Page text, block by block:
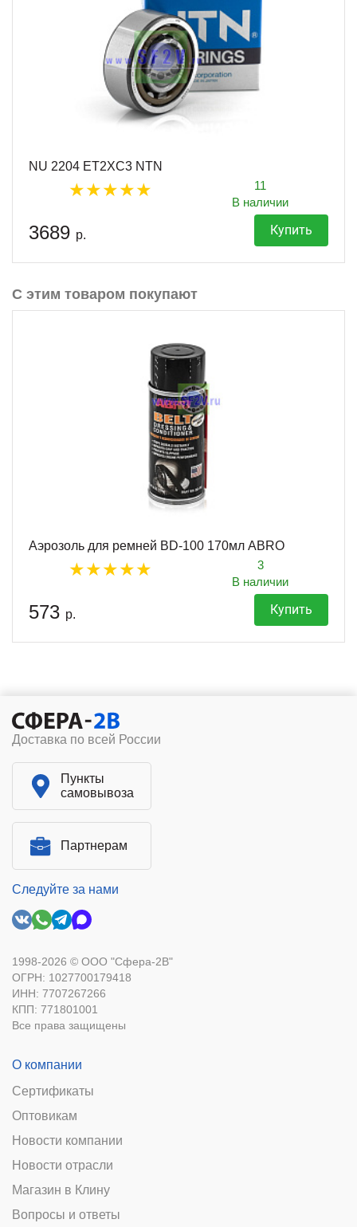
NU 2204 ET2XC3 NTN
11
В наличии
3689 р. Купить
С этим товаром покупают
Аэрозоль для ремней BD-100 170мл ABRO
3
В наличии
573 р. Купить
Доставка по всей России
Пункты
самовывоза
Партнерам
Следуйте за нами
1998-2026 © ООО "Сфера-2В"
ОГРН: 1027700179418
ИНН: 7707267266
КПП: 771801001
Все права защищены
О компании
Сертификаты
Оптовикам
Новости компании
Новости отрасли
Магазин в Клину
Вопросы и ответы